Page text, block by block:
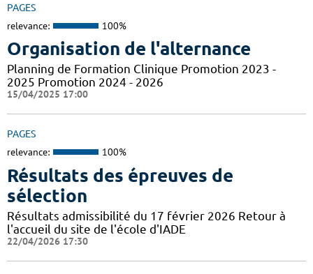
PAGES
relevance: 100%
Organisation de l'alternance
Planning de Formation Clinique Promotion 2023 -
2025 Promotion 2024 - 2026
15/04/2025 17:00
PAGES
relevance: 100%
Résultats des épreuves de
sélection
Résultats admissibilité du 17 février 2026 Retour à
l'accueil du site de l'école d'IADE
22/04/2026 17:30